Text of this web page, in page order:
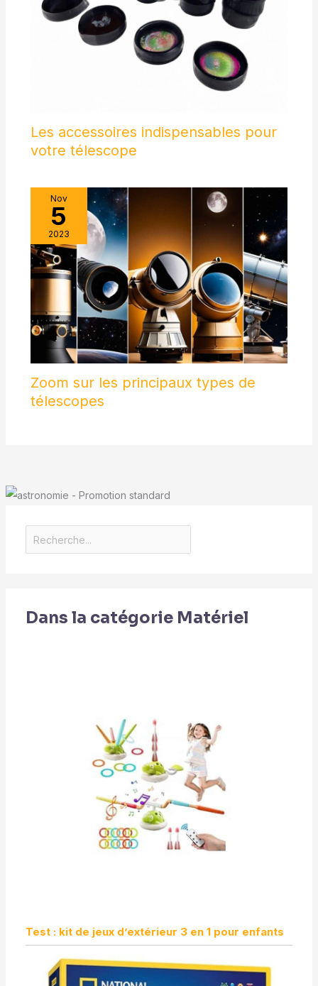
Les accessoires indispensables pour
votre télescope
Nov
5
2023
Zoom sur les principaux types de
télescopes
Dans la catégorie Matériel
Test : kit de jeux d’extérieur 3 en 1 pour enfants